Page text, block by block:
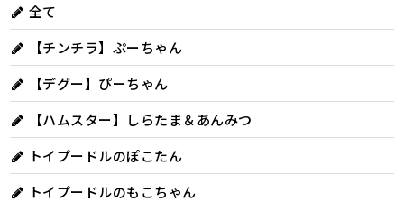
全て
【チンチラ】ぷーちゃん
【デグー】ぴーちゃん
【ハムスター】しらたま＆あんみつ
トイプードルのぽこたん
トイプードルのもこちゃん